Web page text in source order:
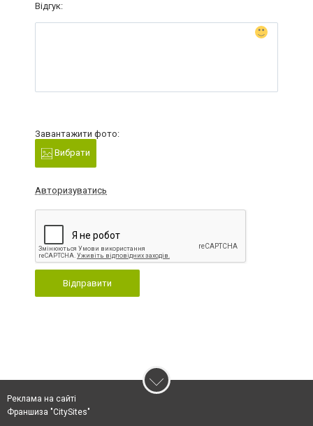
Відгук:
Завантажити фото:
Вибрати
Авторизуватись
Відправити
Реклама на сайті
Франшиза "CitySites"